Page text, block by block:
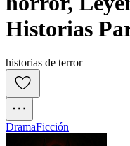
Historias
Hechos
historias de terror
DramaFicción